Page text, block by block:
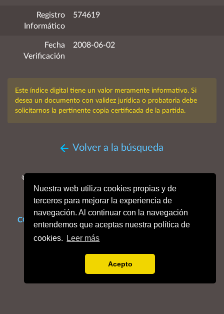
Nuestra web utiliza cookies propias y de
terceros para mejorar la experiencia de
navegación. Al continuar con la navegación
entendemos que aceptas nuestra política de
cookies.
Leer más
Acepto
Registro
Informático
574619
Fecha
Verificación
2008-06-02
Este índice digital tiene un valor meramente informativo. Si
desea un documento con validez jurídica o probatoria debe
solicitarnos la pertinente copia certificada de la partida.
Volver a la búsqueda
© MMXXVI. Obispado de San Sebastián, Archivo Histórico
Diocesano.
Todos los derechos reservados.
CONTACTO Enlaces de interés
Dónde estamos
Aviso legal
Política de cookies